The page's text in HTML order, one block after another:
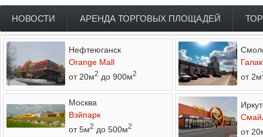
Главное меню
НОВОСТИ АРЕНДА ТОРГОВЫХ ПЛОЩАДЕЙ
Нефтеюганск
Orange Mall
от 20м2 до 900м2
от 2м
Москва
Вэйпарк
от 5м2 до 500м2
от